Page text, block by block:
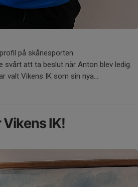
på skånesporten.
att ta beslut när Anton blev ledig.
valt Vikens IK som sin nya...
IK!